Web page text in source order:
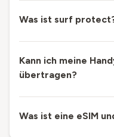
Was ist surf
Kann ich meine
übertragen?
Was ist eine eSIM